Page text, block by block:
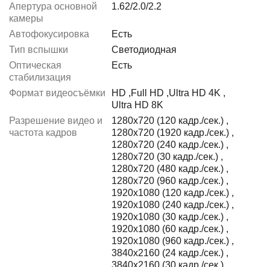
Апертура основной
камеры
1.62/2.0/2.2
Автофокусировка
Есть
Тип вспышки
Светодиодная
Оптическая
стабилизация
Есть
Формат видеосъёмки HD ,Full HD ,Ultra HD 4K ,
Ultra HD 8K
Разрешение видео и
частота кадров
1280x720 (120 кадр./сек.) ,
1280x720 (1920 кадр./сек.) ,
1280x720 (240 кадр./сек.) ,
1280x720 (30 кадр./сек.) ,
1280x720 (480 кадр./сек.) ,
1280x720 (960 кадр./сек.) ,
1920x1080 (120 кадр./сек.) ,
1920x1080 (240 кадр./сек.) ,
1920x1080 (30 кадр./сек.) ,
1920x1080 (60 кадр./сек.) ,
1920x1080 (960 кадр./сек.) ,
3840x2160 (24 кадр./сек.) ,
3840x2160 (30 кадр./сек.)